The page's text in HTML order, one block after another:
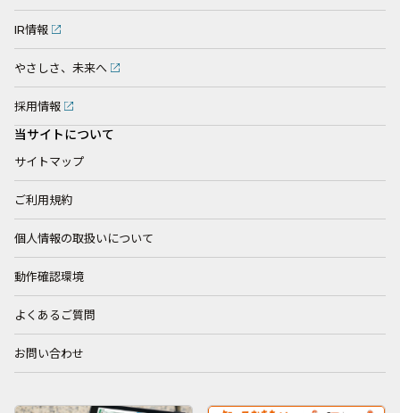
IR情報
やさしさ、未来へ
採用情報
当サイトについて
サイトマップ
ご利用規約
個人情報の取扱いについて
動作確認環境
よくあるご質問
お問い合わせ